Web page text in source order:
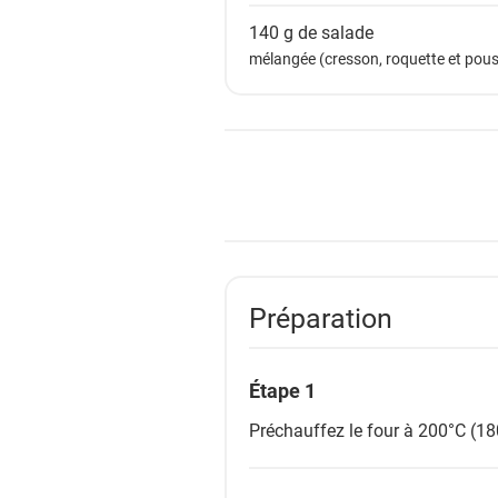
140 g desalade
mélangée (cresson, roquette et
Préparation
Étape 1
Préchauffez le four à 200°C